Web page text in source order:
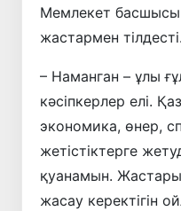
Мемлекет
жастармен тілдесті.
– Наманган – ұлы
кәсіпкерлер елі.
экономика, өнер,
жетістіктерге
қуанамын.
жасау керектігін